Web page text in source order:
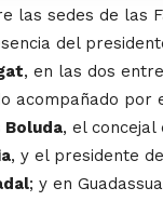
las sedes de las
del
, en las dos
acompañado por
Boluda, el concejal
, y el presidente
; y en